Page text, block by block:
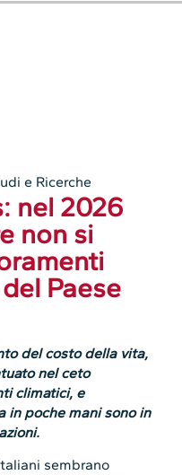
e Ricerche
nel 2026
non si
Paese
del costo della vita,
nel ceto
climatici, e
in poche mani sono in
sembrano